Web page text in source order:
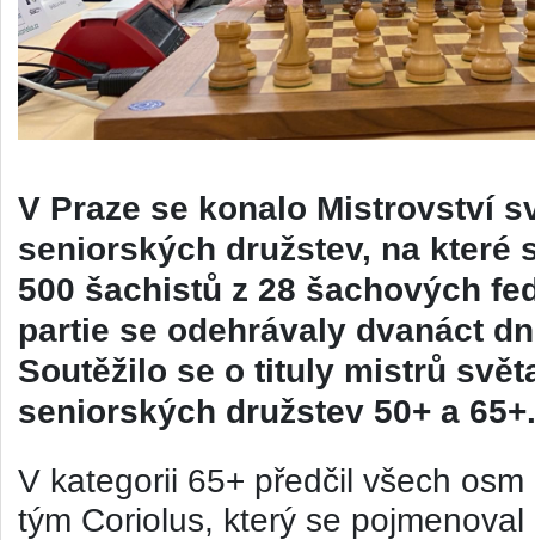
V Praze se konalo Mistrovství
seniorských družstev, na které
500 šachistů z 28 šachových
partie se odehrávaly dvanáct
Soutěžilo se o tituly mistrů
seniorských družstev 50+ a 65+.
V kategorii 65+ předčil všech
tým Coriolus, který se